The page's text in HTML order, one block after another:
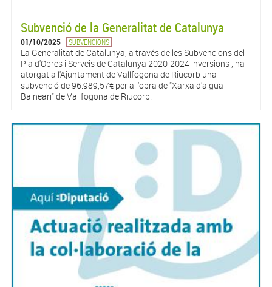
Subvenció de la Generalitat de Catalunya
01/10/2025 SUBVENCIONS
La Generalitat de Catalunya, a través de les Subvencions del
Pla d'Obres i Serveis de Catalunya 2020-2024 inversions , ha
atorgat a l'Ajuntament de Vallfogona de Riucorb una
subvenció de 96.989,57€ per a l'obra de "Xarxa d'aigua
Balneari" de Vallfogona de Riucorb.